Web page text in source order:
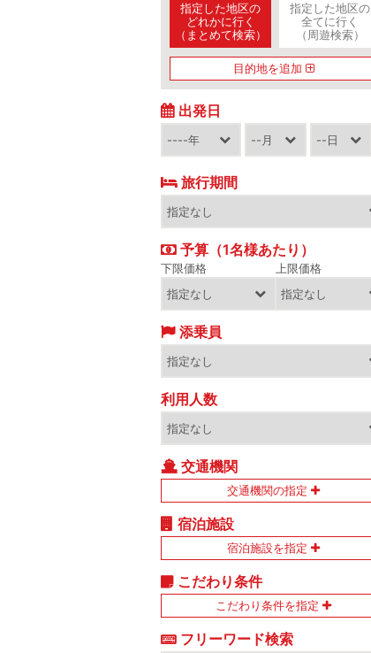
指定した地区の
どれかに行く
（まとめて検索）
指定した地区の
全てに行く
（周遊検索）
目的地を追加
出発日
旅行期間
予算（1名様あたり）
下限価格 上限価格
添乗員
利用人数
交通機関
交通機関の指定
宿泊施設
宿泊施設を指定
こだわり条件
こだわり条件を指定
フリーワード検索